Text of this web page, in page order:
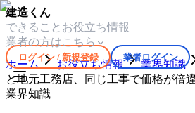
建造くん
できること お役立ち情報
業者の方はこちら
ログイン / 新規登録 業者ログイン
ホーム お役立ち情報 業界知識
と地元工務店、同じ工事で価格が倍
業界知識